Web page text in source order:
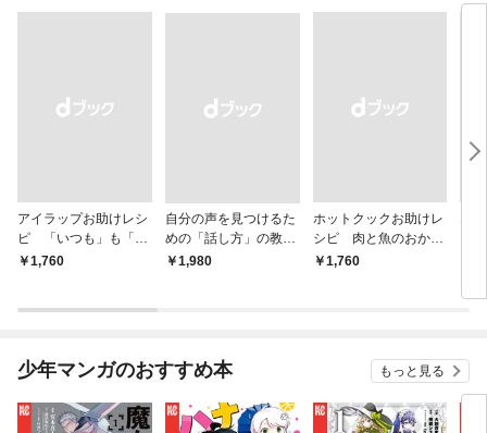
アイラップお助けレシ
ピ 「いつも」も「も
しも」もおいしい！
￥1,760
自分の声を見つけるた
めの「話し方」の教
室 Ｏｒａｃｙ（オラ
￥1,980
ホットクックお助けレ
シピ 肉と魚のおか
ず 少ない材料＆調味
￥1,760
な
少年マンガのおすすめ本 もっと見る